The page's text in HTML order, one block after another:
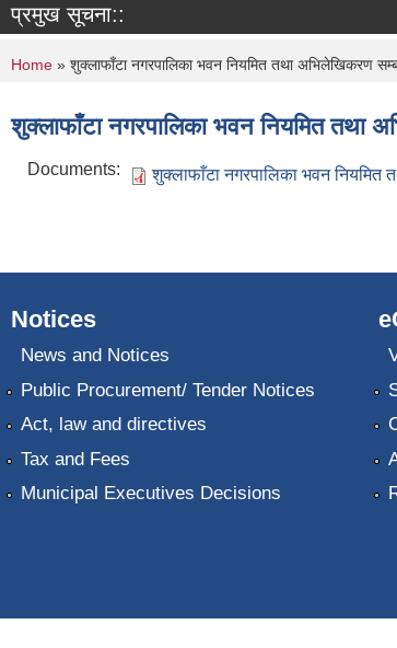
प्रमुख सूचना::
You are here
Home » शुक्लाफाँटा नगरपालिका भवन नियमित तथा अभिलेखिकरण
शुक्लाफाँटा नगरपालिका भवन नियमित तथा
Documents: शुक्लाफाँटा नगरपालिका भवन नियमित
Notices
News and Notices
Public Procurement/ Tender Notices
Act, law and directives
Tax and Fees
Municipal Executives Decisions